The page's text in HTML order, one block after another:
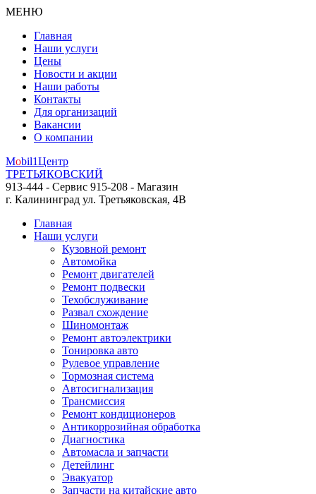
МЕНЮ
Главная
Наши услуги
Цены
Новости и акции
Наши работы
Контакты
Для организаций
Вакансии
О компании
Mobil1Центр
ТРЕТЬЯКОВСКИЙ
913-444 - Сервис 915-208 - Магазин
г. Калининград ул. Третьяковская, 4В
Главная
Наши услуги
Кузовной ремонт
Автомойка
Ремонт двигателей
Ремонт подвески
Техобслуживание
Развал схождение
Шиномонтаж
Ремонт автоэлектрики
Тонировка авто
Рулевое управление
Тормозная система
Автосигнализация
Трансмиссия
Ремонт кондиционеров
Антикоррозийная обработка
Диагностика
Автомасла и запчасти
Детейлинг
Эвакуатор
Запчасти на китайские авто